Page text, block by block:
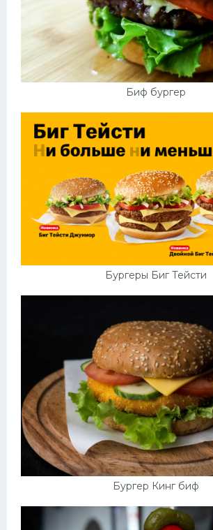
Биф бургер
Бургеры Биг Тейсти
Бургер Кинг биф